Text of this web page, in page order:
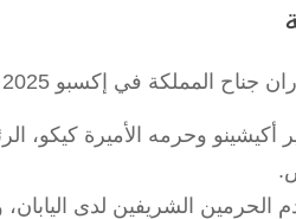
الحرمين الشريفين لدى